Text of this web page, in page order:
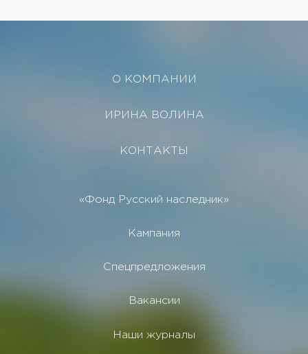
О КОМПАНИИ
ИРИНА ВОЛИНА
КОНТАКТЫ
«Фонд Русский наследник»
Кампания
Спецпредложения
Вакансии
Наши журналы